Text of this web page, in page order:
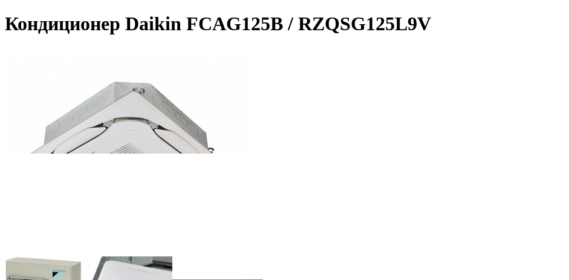
Кондиционер Daikin FCAG125B / RZQSG125L9V